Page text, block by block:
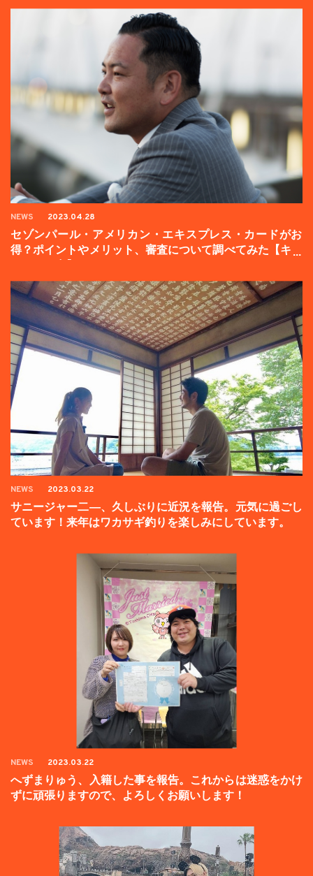
NEWS 2023.04.28
セゾンパール・アメリカン・エキスプレス・カードがお
得？ポイントやメリット、審査について調べてみた【キャ
NEWS 2023.03.22
サニージャー二―、久しぶりに近況を報告。元気に過ごし
ています！来年はワカサギ釣りを楽しみにしています。
NEWS 2023.03.22
へずまりゅう、入籍した事を報告。これからは迷惑をかけ
ずに頑張りますので、よろしくお願いします！